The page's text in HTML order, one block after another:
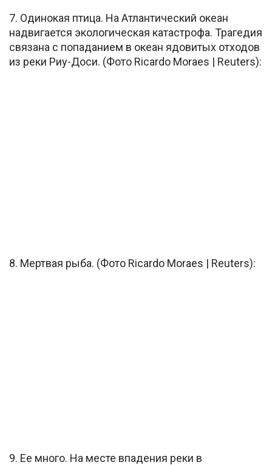
7. Одинокая птица. На Атлантический океан
надвигается экологическая катастрофа. Трагедия
связана с попаданием в океан ядовитых отходов
из реки Риу-Доси. (Фото Ricardo Moraes | Reuters):
8. Мертвая рыба. (Фото Ricardo Moraes | Reuters):
9. Ее много. На месте впадения реки в